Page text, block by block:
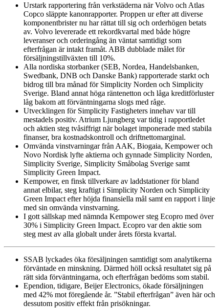
Urstark rapportering från verkstäderna när Volvo och Atlas
Copco släppte kanonrapporter. Proppen ur efter att diverse
komponentbrister nu har rättat till sig och orderhögen betats
av. Volvo levererade ett rekordkvartal med både högre
leveranser och orderingång än väntat samtidigt som
efterfrågan är intakt framåt. ABB dubblade målet för
försäljningstillväxten till 10%.
Alla nordiska storbanker (SEB, Nordea, Handelsbanken,
Swedbank, DNB och Danske Bank) rapporterade starkt och
bidrog till bra månad för Simplicity Norden och Simplicity
Sverige. Bland annat höga räntenetton och låga kreditförluster
låg bakom att förväntningarna slogs med råge.
Utvecklingen för Simplicity Fastigheters innehav var till
mestadels positiv. Atrium Ljungberg var tidig i rapportledet
och aktien steg tvåsiffrigt när bolaget imponerade med stabila
finanser, bra kostnadskontroll och driftnettomarginal.
Omvända vinstvarningar från AAK, Biogaia, Kempower och
Novo Nordisk lyfte aktierna och gynnade Simplicity Norden,
Simplicity Sverige, Simplicity Småbolag Sverige samt
Simplicity Green Impact.
Kempower, en finsk tillverkare av laddstationer för bland
annat elbilar, steg kraftigt i Simplicity Norden och Simplicity
Green Impact efter höjda finansiella mål samt en rapport i linje
med sin omvända vinstvarning.
I gott sällskap med nämnda Kempower steg Ecopro med över
30% i Simplicity Green Impact. Ecopro var den aktie som
steg mest av alla globalt under årets första kvartal.
SSAB lyckades öka försäljningen samtidigt som analytikerna
förväntade en minskning. Därmed höll också resultatet sig på
rätt sida förväntningarna, och efterfrågan bedöms som stabil.
Ependion, tidigare, Beijer Electronics, ökade försäljningen
med 42% mot föregående år. ”Stabil efterfrågan” även här och
dessutom positiv effekt från prisökningar.